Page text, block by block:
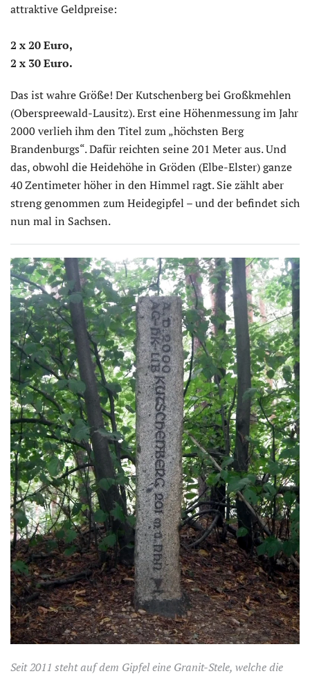
attraktive Geldpreise:
2 x 20 Euro,
2 x 30 Euro.
Das ist wahre Größe! Der Kutschenberg bei Großkmehlen
(Oberspreewald-Lausitz). Erst eine Höhenmessung im Jahr
2000 verlieh ihm den Titel zum „höchsten Berg
Brandenburgs“. Dafür reichten seine 201 Meter aus. Und
das, obwohl die Heidehöhe in Gröden (Elbe-Elster) ganze
40 Zentimeter höher in den Himmel ragt. Sie zählt aber
streng genommen zum Heidegipfel – und der befindet sich
nun mal in Sachsen.
Seit 2011 steht auf dem Gipfel eine Granit-Stele, welche die